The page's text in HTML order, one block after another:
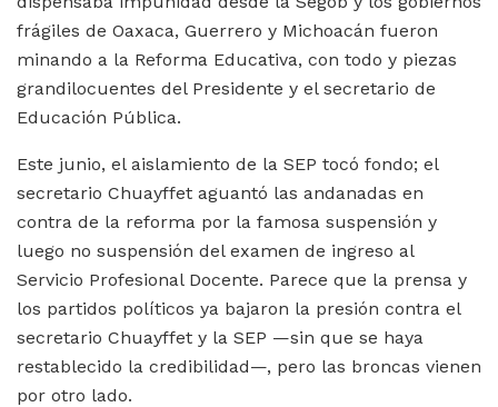
frágiles de Oaxaca, Guerrero y Michoacán fueron
minando a la Reforma Educativa, con todo y piezas
grandilocuentes del Presidente y el secretario de
Educación Pública.
Este junio, el aislamiento de la SEP tocó fondo; el
secretario Chuayffet aguantó las andanadas en
contra de la reforma por la famosa suspensión y
luego no suspensión del examen de ingreso al
Servicio Profesional Docente. Parece que la prensa y
los partidos políticos ya bajaron la presión contra el
secretario Chuayffet y la SEP —sin que se haya
restablecido la credibilidad—, pero las broncas vienen
por otro lado.